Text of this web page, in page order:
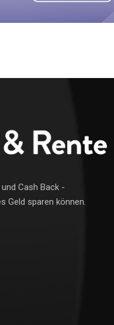
Cash Back -
Geld sparen können.